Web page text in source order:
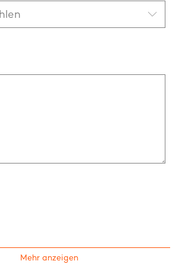
Mehr anzeigen